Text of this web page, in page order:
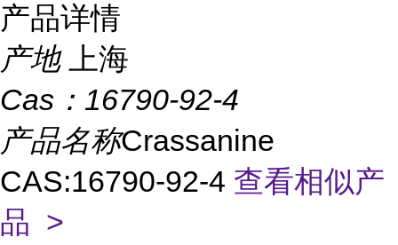
产品详情
产地
上海
Cas： 16790-92-4
产品名称Crassanine
CAS:16790-92-4 查看相似产
品 >